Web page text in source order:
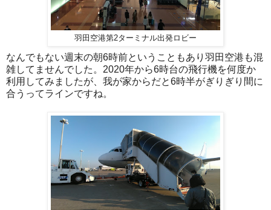
羽田空港第2ターミナル出発ロビー
なんでもない週末の朝6時前ということもあり羽田空港も混
雑してませんでした。2020年から6時台の飛行機を何度か
利用してみましたが、我が家からだと6時半がぎりぎり間に
合うってラインですね。